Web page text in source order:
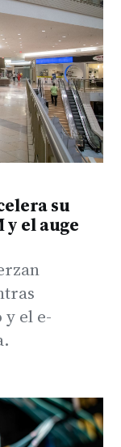
su
y el auge
el e-